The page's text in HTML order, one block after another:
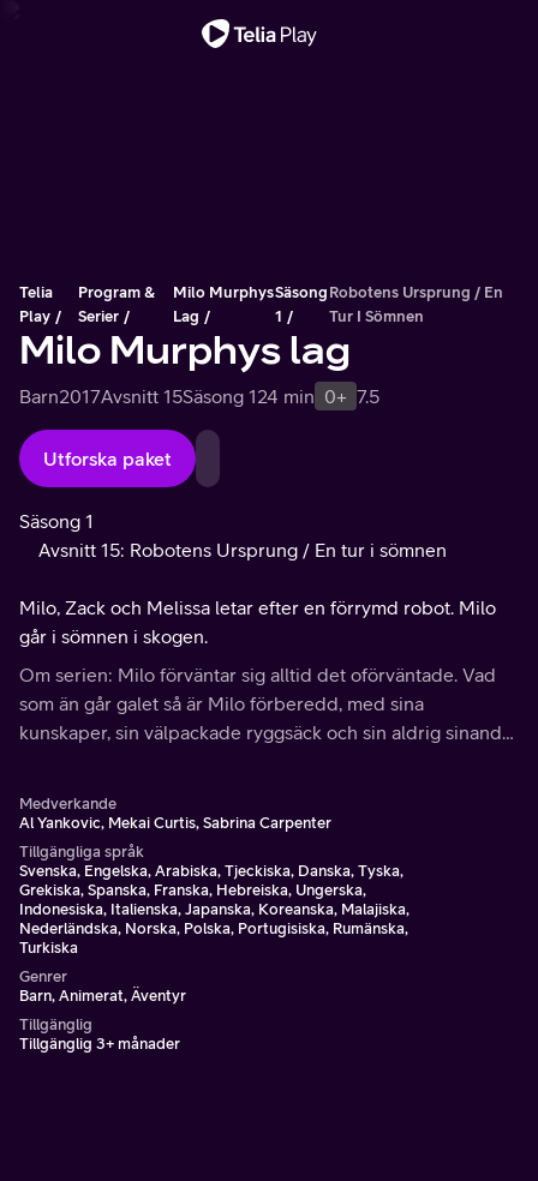
Telia
Play
Program &
Serier
Milo Murphys
Lag
Säsong
1
Robotens Ursprung / En
Tur I Sömnen
Milo Murphys lag
Barn2017Avsnitt 15Säsong 124 min 0+ 7.5
Utforska paket
Säsong 1
Avsnitt 15: Robotens Ursprung / En tur i sömnen
Milo, Zack och Melissa letar efter en förrymd robot. Milo
går i sömnen i skogen.
Om serien: Milo förväntar sig alltid det oförväntade. Vad
som än går galet så är Milo förberedd, med sina
kunskaper, sin välpackade ryggsäck och sin aldrig sinande
Medverkande
Al Yankovic, Mekai Curtis, Sabrina Carpenter
Tillgängliga språk
Svenska, Engelska, Arabiska, Tjeckiska, Danska, Tyska,
Grekiska, Spanska, Franska, Hebreiska, Ungerska,
Indonesiska, Italienska, Japanska, Koreanska, Malajiska,
Nederländska, Norska, Polska, Portugisiska, Rumänska,
Turkiska
Genrer
Barn, Animerat, Äventyr
Tillgänglig
Tillgänglig 3+ månader